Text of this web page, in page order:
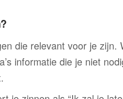
die relevant voor je zijn.
informatie die je niet